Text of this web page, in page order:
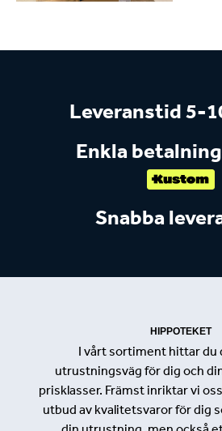
Leveranstid 5-
Enkla
Snabba
HIPPOTEKET
I vårt sortiment hittar du
utrustningsväg för dig och
prisklasser. Främst inriktar vi
utbud av kvalitetsvaror för dig